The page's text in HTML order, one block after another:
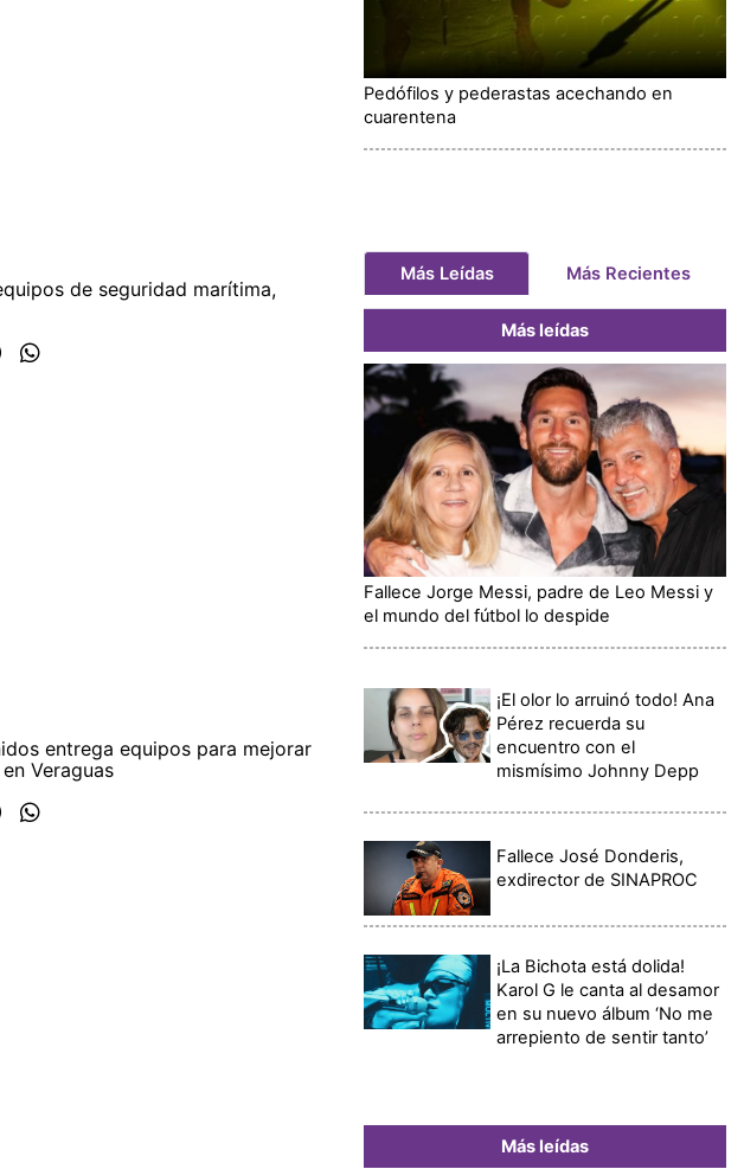
de seguridad marítima,
entrega equipos para mejorar
Veraguas
Pedófilos y pederastas acechando en
cuarentena
Más Leídas Más Recientes
Más leídas
Fallece Jorge Messi, padre de Leo Messi y
el mundo del fútbol lo despide
¡El olor lo arruinó todo! Ana
Pérez recuerda su
encuentro con el
mismísimo Johnny Depp
Fallece José Donderis,
exdirector de SINAPROC
¡La Bichota está dolida!
Karol G le canta al desamor
en su nuevo álbum ‘No me
arrepiento de sentir tanto’
Más leídas